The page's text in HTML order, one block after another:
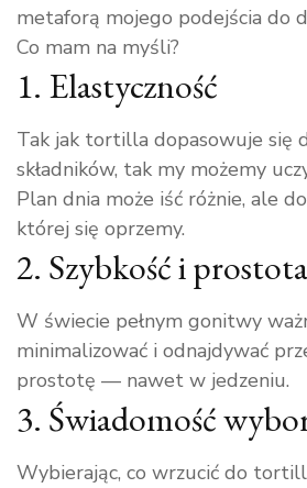
metaforą mojego podejścia do
Co mam na myśli?
1. Elastyczność
Tak jak tortilla dopasowuje się
składników, tak my możemy
Plan dnia może iść różnie, ale
której się oprzemy.
2. Szybkość i prostota
W świecie pełnym gonitwy
minimalizować i odnajdywać
prostotę — nawet w jedzeniu.
3. Świadomość
Wybierając, co wrzucić do